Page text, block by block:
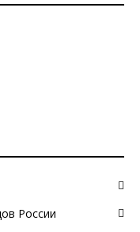
России